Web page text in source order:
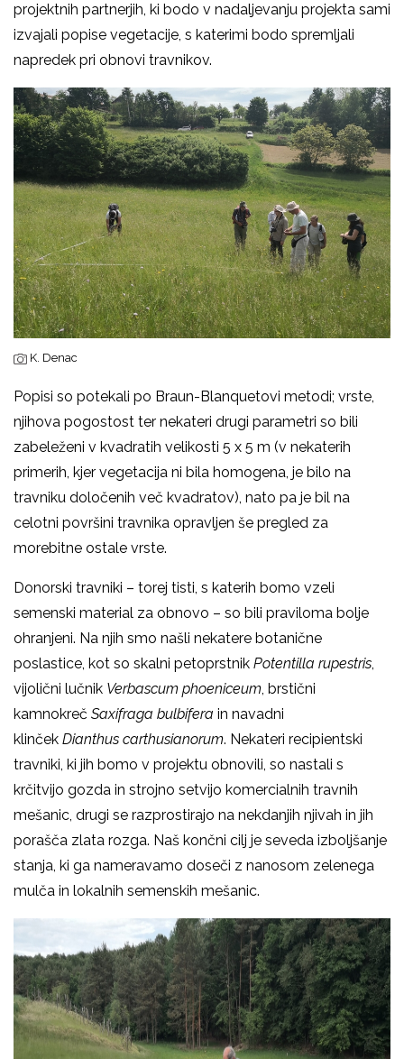
projektnih partnerjih, ki bodo v nadaljevanju projekta sami
izvajali popise vegetacije, s katerimi bodo spremljali
napredek pri obnovi travnikov.
K. Denac
Popisi so potekali po Braun-Blanquetovi metodi; vrste,
njihova pogostost ter nekateri drugi parametri so bili
zabeleženi v kvadratih velikosti 5 x 5 m (v nekaterih
primerih, kjer vegetacija ni bila homogena, je bilo na
travniku določenih več kvadratov), nato pa je bil na
celotni površini travnika opravljen še pregled za
morebitne ostale vrste.
Donorski travniki – torej tisti, s katerih bomo vzeli
semenski material za obnovo – so bili praviloma bolje
ohranjeni. Na njih smo našli nekatere botanične
poslastice, kot so skalni petoprstnik Potentilla rupestris,
vijolični lučnik Verbascum phoeniceum, brstični
kamnokreč Saxifraga bulbifera in navadni
klinček Dianthus carthusianorum. Nekateri recipientski
travniki, ki jih bomo v projektu obnovili, so nastali s
krčitvijo gozda in strojno setvijo komercialnih travnih
mešanic, drugi se razprostirajo na nekdanjih njivah in jih
porašča zlata rozga. Naš končni cilj je seveda izboljšanje
stanja, ki ga nameravamo doseči z nanosom zelenega
mulča in lokalnih semenskih mešanic.